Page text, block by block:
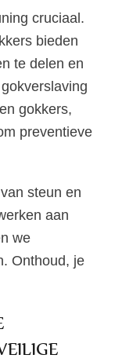
cruciaal.
bieden
te delen en
gokkers,
preventieve
steun en
aan
we
Onthoud, je